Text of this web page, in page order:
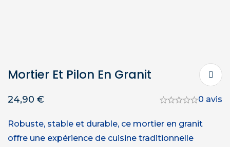
Mortier Et Pilon En Granit
24,90 € 0 avis
Robuste, stable et durable, ce mortier en granit
offre une expérience de cuisine traditionnelle